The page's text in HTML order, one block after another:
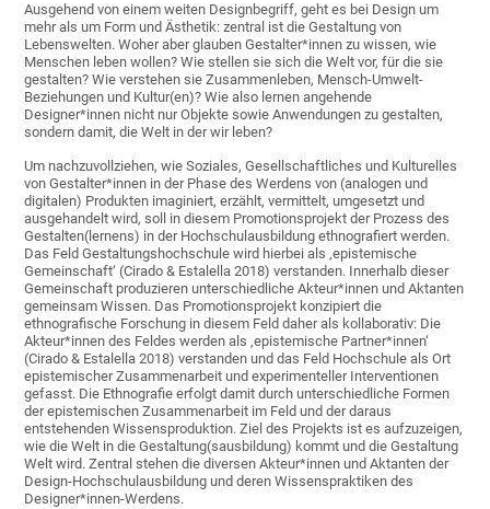
Ausgehend von einem weiten Designbegriff, geht es bei Design um
mehr als um Form und Ästhetik: zentral ist die Gestaltung von
Lebenswelten. Woher aber glauben Gestalter*innen zu wissen, wie
Menschen leben wollen? Wie stellen sie sich die Welt vor, für die sie
gestalten? Wie verstehen sie Zusammenleben, Mensch-Umwelt-
Beziehungen und Kultur(en)? Wie also lernen angehende
Designer*innen nicht nur Objekte sowie Anwendungen zu gestalten,
sondern damit, die Welt in der wir leben?
Um nachzuvollziehen, wie Soziales, Gesellschaftliches und Kulturelles
von Gestalter*innen in der Phase des Werdens von (analogen und
digitalen) Produkten imaginiert, erzählt, vermittelt, umgesetzt und
ausgehandelt wird, soll in diesem Promotionsprojekt der Prozess des
Gestalten(lernens) in der Hochschulausbildung ethnografiert werden.
Das Feld Gestaltungshochschule wird hierbei als ‚epistemische
Gemeinschaft‘ (Cirado & Estalella 2018) verstanden. Innerhalb dieser
Gemeinschaft produzieren unterschiedliche Akteur*innen und Aktanten
gemeinsam Wissen. Das Promotionsprojekt konzipiert die
ethnografische Forschung in diesem Feld daher als kollaborativ: Die
Akteur*innen des Feldes werden als ‚epistemische Partner*innen‘
(Cirado & Estalella 2018) verstanden und das Feld Hochschule als Ort
epistemischer Zusammenarbeit und experimenteller Interventionen
gefasst. Die Ethnografie erfolgt damit durch unterschiedliche Formen
der epistemischen Zusammenarbeit im Feld und der daraus
entstehenden Wissensproduktion. Ziel des Projekts ist es aufzuzeigen,
wie die Welt in die Gestaltung(sausbildung) kommt und die Gestaltung
Welt wird. Zentral stehen die diversen Akteur*innen und Aktanten der
Design-Hochschulausbildung und deren Wissenspraktiken des
Designer*innen-Werdens.